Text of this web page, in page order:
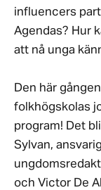
influencers
Agendas? Hur
att nå unga
Den här
folkhögskolas
program! Det
Sylvan,
och Victor De